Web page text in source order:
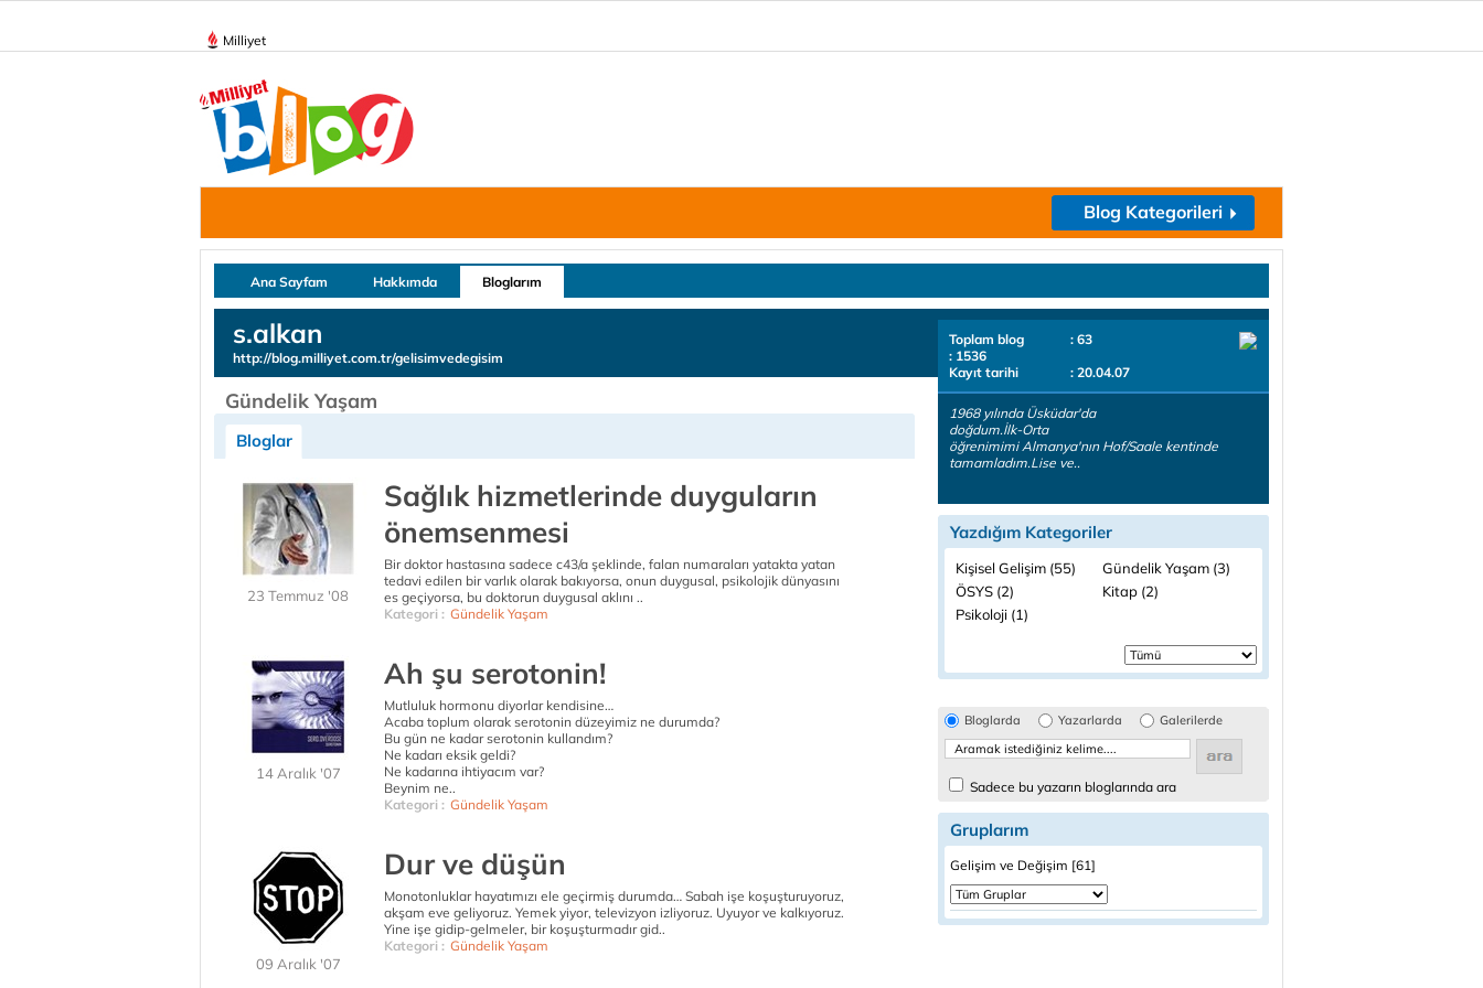
Milliyet
Blog Kategorileri
Ana Sayfam Hakkımda Bloglarım
s.alkan
http://blog.milliyet.com.tr/gelisimvedegisim
Gündelik Yaşam
Bloglar
23 Temmuz '08
Sağlık hizmetlerinde duyguların
önemsenmesi
Bir doktor hastasına sadece c43/a şeklinde, falan numaraları yatakta yatan
tedavi edilen bir varlık olarak bakıyorsa, onun duygusal, psikolojik dünyasını
es geçiyorsa, bu doktorun duygusal aklını ..
Kategori : Gündelik Yaşam
14 Aralık '07
Ah şu serotonin!
Mutluluk hormonu diyorlar kendisine…
Acaba toplum olarak serotonin düzeyimiz ne durumda?
Bu gün ne kadar serotonin kullandım?
Ne kadarı eksik geldi?
Ne kadarına ihtiyacım var?
Beynim ne..
Kategori : Gündelik Yaşam
09 Aralık '07
Dur ve düşün
Monotonluklar hayatımızı ele geçirmiş durumda… Sabah işe koşuşturuyoruz,
akşam eve geliyoruz. Yemek yiyor, televizyon izliyoruz. Uyuyor ve kalkıyoruz.
Yine işe gidip-gelmeler, bir koşuşturmadır gid..
Kategori : Gündelik Yaşam
Toplam blog
: 63
: 1536
Kayıt tarihi
: 20.04.07
1968 yılında Üsküdar'da
doğdum.İlk-Orta
öğrenimimi Almanya'nın Hof/Saale kentinde
tamamladım.Lise ve..
Yazdığım Kategoriler
Kişisel Gelişim (55)
Gündelik Yaşam (3)
ÖSYS (2)
Kitap (2)
Psikoloji (1)
Bloglarda Yazarlarda Galerilerde
Sadece bu yazarın bloglarında ara
Gruplarım
Gelişim ve Değişim [61]